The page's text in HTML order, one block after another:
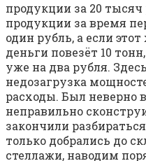
продукции за 20
продукции за время
один рубль, а если
деньги повезёт 10
уже на два рубля.
недозагрузка
расходы. Был неверно
неправильно
закончили
только добрались до
стеллажи, наводим